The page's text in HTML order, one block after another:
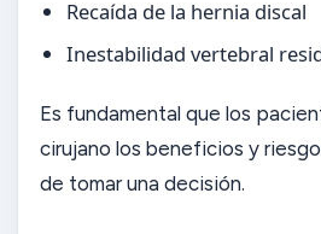
Recaída de la hernia discal
Inestabilidad vertebral
Es fundamental que los
cirujano los beneficios y
de tomar una decisión.